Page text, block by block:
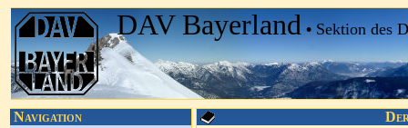
DAV Bayerland • Sektion des
Navigation